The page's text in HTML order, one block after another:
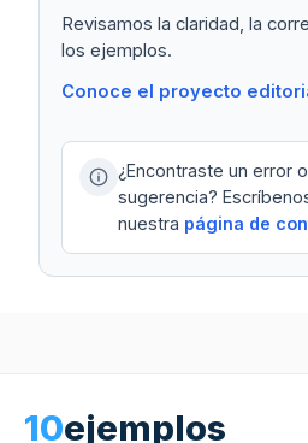
Revisamos la claridad, la
los ejemplos.
Conoce el proyecto
¿Encontraste un error
sugerencia?
nuestra página de
10ejemplos